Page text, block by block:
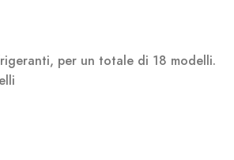
per un totale di 18 modelli.